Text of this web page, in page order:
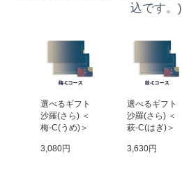
込です。)
選べるギフト
沙羅(さら) ＜
梅-C(うめ)＞
3,080円
選べるギフト
沙羅(さら) ＜
萩-C(はぎ)＞
3,630円